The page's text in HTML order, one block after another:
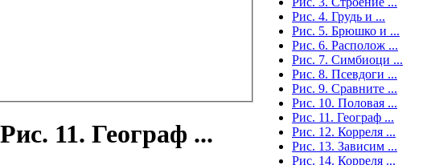
11. Географ ...
Рис. 4. Грудь и ...
Рис. 5. Брюшко и ...
Рис. 6. Располож ...
Рис. 7. Симбиоци ...
Рис. 8. Псевдоги ...
Рис. 9. Сравните ...
Рис. 10. Половая ...
Рис. 11. Географ ...
Рис. 12. Корреля ...
Рис. 13. Зависим ...
Рис. 14. Корреля ...